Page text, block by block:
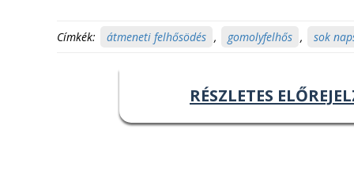
Címkék: átmeneti felhősödés , gomolyfelhős , sok
RÉSZLETES